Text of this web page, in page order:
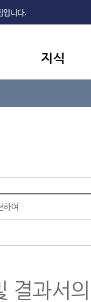
입니다.
지식
하여
결과서